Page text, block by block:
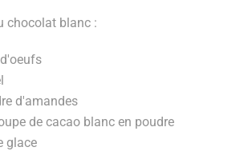
chocolat blanc :
d'amandes
de cacao blanc en poudre
glace